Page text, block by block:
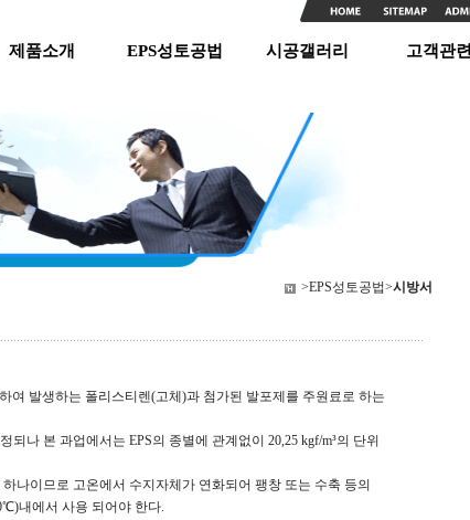
제품소개 EPS성토공법 시공갤러리 고객관련
>EPS성토공법>시방서
여 발생하는 폴리스티렌(고체)과 첨가된 발포제를 주원료로 하는
나 본 과업에서는 EPS의 종별에 관계없이 20,25 kgf/m³의 단위
나이므로 고온에서 수지자체가 연화되어 팽창 또는 수축 등의
내에서 사용 되어야 한다.